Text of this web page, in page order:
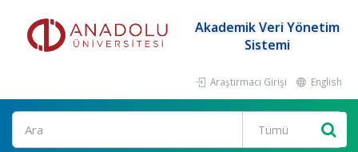
Akademik Veri Yönetim
Sistemi
Araştırmacı Girişi English
Ara